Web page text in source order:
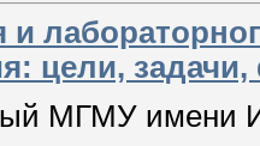
цели, задачи,
МГМУ имени